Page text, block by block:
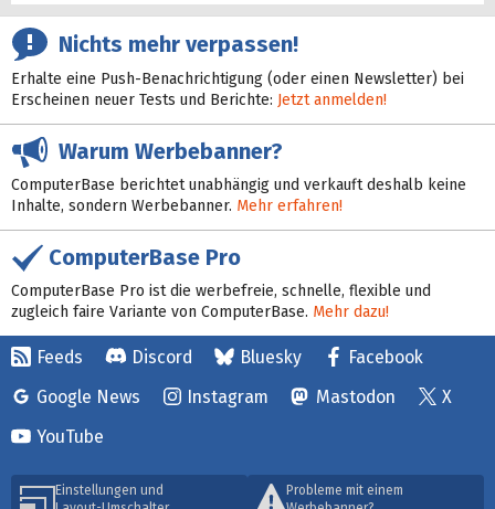
Nichts mehr verpassen!
Erhalte eine Push-Benachrichtigung (oder einen Newsletter) bei
Erscheinen neuer Tests und Berichte: Jetzt anmelden!
Warum Werbebanner?
ComputerBase berichtet unabhängig und verkauft deshalb keine
Inhalte, sondern Werbebanner. Mehr erfahren!
ComputerBase Pro
ComputerBase Pro ist die werbefreie, schnelle, flexible und
zugleich faire Variante von ComputerBase. Mehr dazu!
Feeds Discord Bluesky
Facebook
Google News
Instagram Mastodon
X
YouTube
Einstellungen und
Probleme mit einem